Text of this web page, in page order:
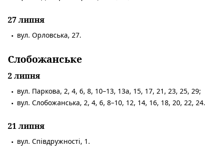
27 липня
вул. Орловська, 27.
Слобожанське
2 липня
вул. Паркова, 2, 4, 6, 8, 10–13, 13а, 15, 17, 21, 23, 25, 29;
вул. Слобожанська, 2, 4, 6, 8–10, 12, 14, 16, 18, 20, 22, 24.
21 липня
вул. Співдружності, 1.